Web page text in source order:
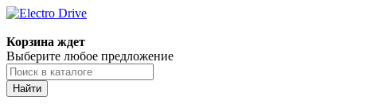
Корзина ждет
Выберите любое предложение
Найти